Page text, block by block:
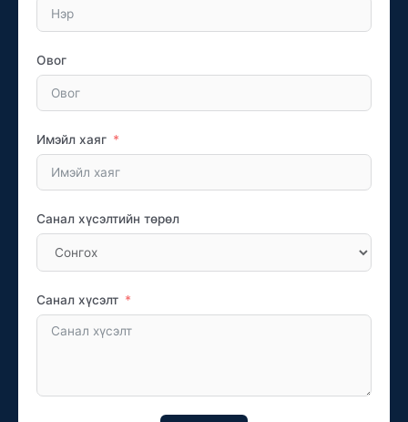
Овог
Имэйл хаяг
Санал хүсэлтийн төрөл
Санал хүсэлт